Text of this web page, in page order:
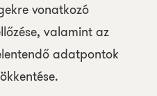
vonatkozó
valamint az
adatpontok